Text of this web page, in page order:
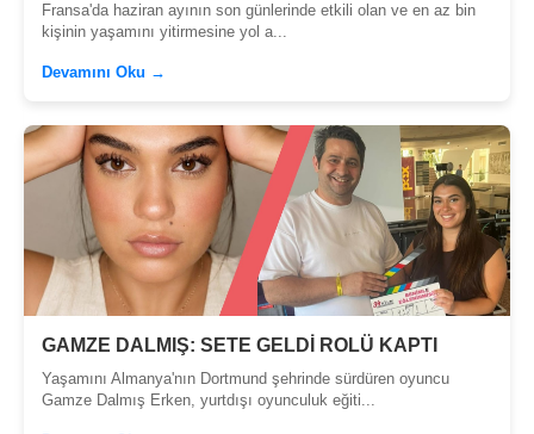
Fransa'da haziran ayının son günlerinde etkili olan ve en az bin
kişinin yaşamını yitirmesine yol a...
Devamını Oku →
GAMZE DALMIŞ: SETE GELDİ ROLÜ KAPTI
Yaşamını Almanya'nın Dortmund şehrinde sürdüren oyuncu
Gamze Dalmış Erken, yurtdışı oyunculuk eğiti...